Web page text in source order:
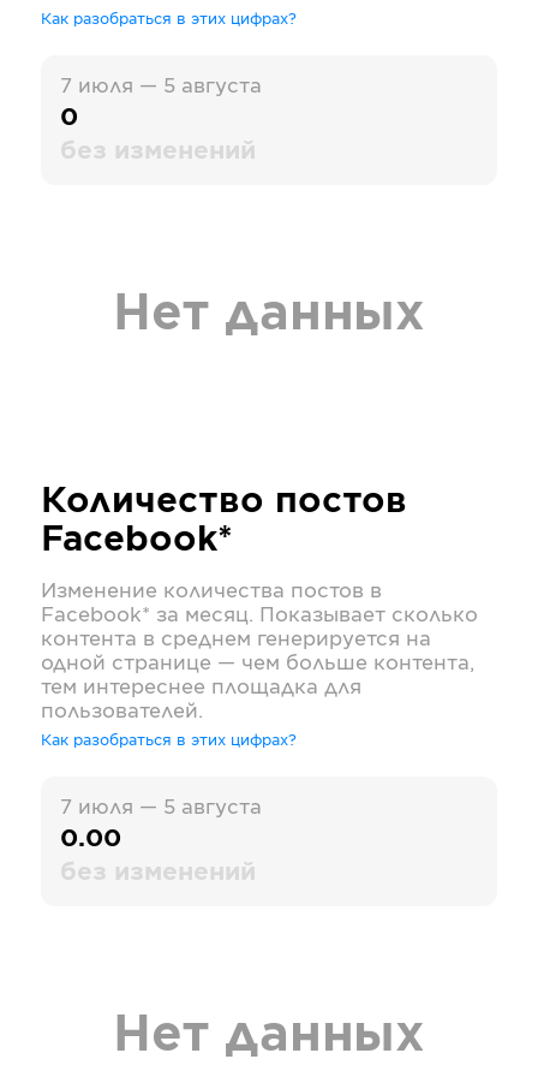
Как разобраться в этих цифрах?
7 июля — 5 августа
0
без изменений
Нет данных
Количество постов
Facebook*
Изменение количества постов в
Facebook* за месяц. Показывает сколько
контента в среднем генерируется на
одной странице — чем больше контента,
тем интереснее площадка для
пользователей.
Как разобраться в этих цифрах?
7 июля — 5 августа
0.00
без изменений
Нет данных